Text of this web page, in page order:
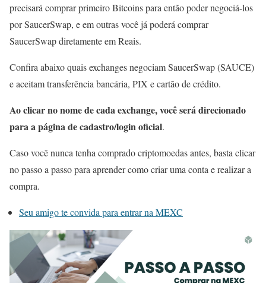
precisará comprar primeiro Bitcoins para então poder negociá-los
por SaucerSwap, e em outras você já poderá comprar
SaucerSwap diretamente em Reais.
Confira abaixo quais exchanges negociam SaucerSwap (SAUCE)
e aceitam transferência bancária, PIX e cartão de crédito.
Ao clicar no nome de cada exchange, você será direcionado
para a página de cadastro/login oficial.
Caso você nunca tenha comprado criptomoedas antes, basta clicar
no passo a passo para aprender como criar uma conta e realizar a
compra.
Seu amigo te convida para entrar na MEXC